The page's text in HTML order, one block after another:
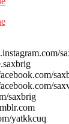
saxbrig
yatkkcuq